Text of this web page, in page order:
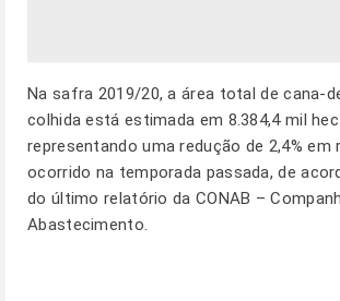
Na safra 2019/20, a área total de cana-
colhida está estimada em 8.384,4 mil
representando uma redução de 2,4% em
ocorrido na temporada passada, de
do último relatório da CONAB –
Abastecimento.